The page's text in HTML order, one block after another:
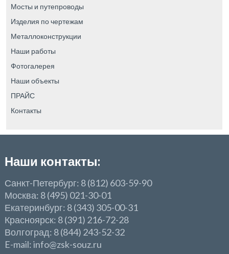
Мосты и путепроводы
Изделия по чертежам
Металлоконструкции
Наши работы
Фотогалерея
Наши объекты
ПРАЙС
Контакты
Наши контакты:
Санкт-Петербург: 8 (812) 603-59-90
Москва: 8 (495) 021-30-01
Екатеринбург: 8 (343) 305-00-31
Красноярск: 8 (391) 216-72-28
Волгоград: 8 (844) 243-52-32
E-mail: info@zsk-souz.ru